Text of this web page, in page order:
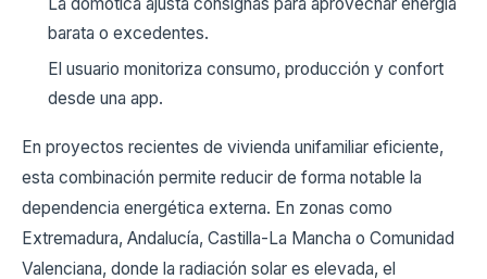
barata o excedentes.
El usuario monitoriza consumo, producción y confort
desde una app.
En proyectos recientes de vivienda unifamiliar eficiente,
esta combinación permite reducir de forma notable la
dependencia energética externa. En zonas como
Extremadura, Andalucía, Castilla-La Mancha o Comunidad
Valenciana, donde la radiación solar es elevada, el